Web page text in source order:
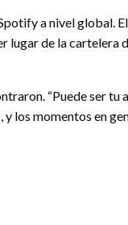
a nivel global.
lugar de la cartelera
“Puede ser tu
los momentos en